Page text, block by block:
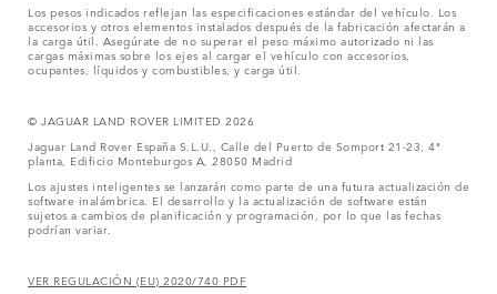
Los pesos indicados reflejan las especificaciones estándar del vehículo. Los
accesorios y otros elementos instalados después de la fabricación afectarán a
la carga útil. Asegúrate de no superar el peso máximo autorizado ni las
cargas máximas sobre los ejes al cargar el vehículo con accesorios,
ocupantes, líquidos y combustibles, y carga útil.
© JAGUAR LAND ROVER LIMITED 2026
Jaguar Land Rover España S.L.U., Calle del Puerto de Somport 21-23, 4ª
planta, Edificio Monteburgos A, 28050 Madrid
Los ajustes inteligentes se lanzarán como parte de una futura actualización de
software inalámbrica. El desarrollo y la actualización de software están
sujetos a cambios de planificación y programación, por lo que las fechas
podrían variar.
VER REGULACIÓN (EU) 2020/740 PDF